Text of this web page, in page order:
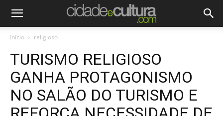
Início religioso
TURISMO RELIGIOSO
GANHA PROTAGONISMO
NO SALÃO DO TURISMO E